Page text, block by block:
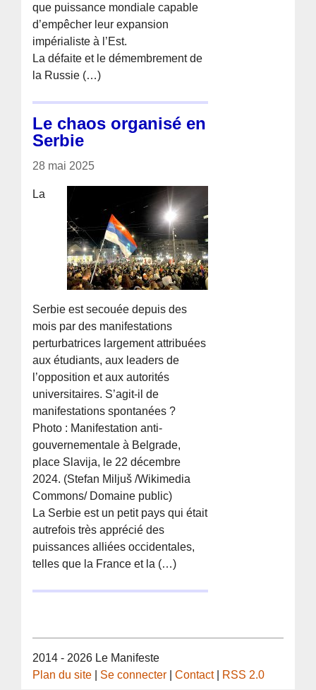
que puissance mondiale capable
d’empêcher leur expansion
impérialiste à l’Est.
La défaite et le démembrement de
la Russie (…)
Le chaos organisé en
Serbie
28 mai 2025
La
Serbie est secouée depuis des
mois par des manifestations
perturbatrices largement attribuées
aux étudiants, aux leaders de
l’opposition et aux autorités
universitaires. S’agit-il de
manifestations spontanées ?
Photo : Manifestation anti-
gouvernementale à Belgrade,
place Slavija, le 22 décembre
2024. (Stefan Miljuš /Wikimedia
Commons/ Domaine public)
La Serbie est un petit pays qui était
autrefois très apprécié des
puissances alliées occidentales,
telles que la France et la (…)
2014 - 2026 Le Manifeste
Plan du site
Se connecter |Contact| RSS 2.0